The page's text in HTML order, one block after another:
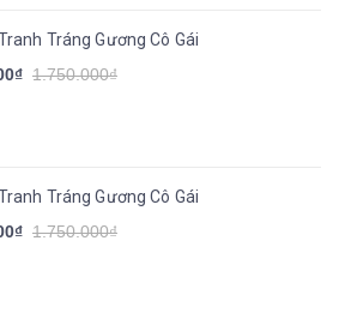
Tráng Gương Cô Gái
1.750.000₫
Tráng Gương Cô Gái
1.750.000₫